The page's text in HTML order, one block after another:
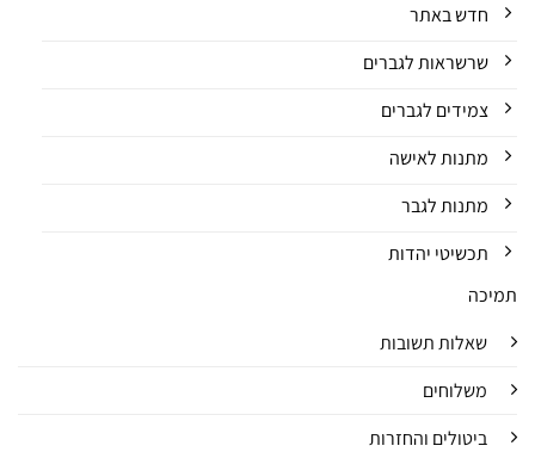
חדש באתר
שרשראות לגברים
צמידים לגברים
מתנות לאישה
מתנות לגבר
תכשיטי יהדות
תמיכה
שאלות תשובות
משלוחים
ביטולים והחזרות